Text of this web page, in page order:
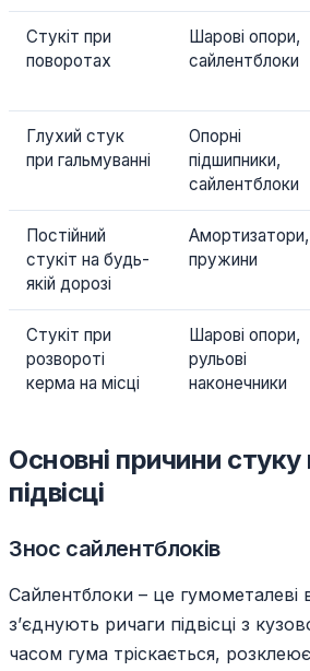
Стукіт при
поворотах
Шарові опори,
сайлентблоки
Глухий стук
при гальмуванні
Опорні
підшипники,
сайлентблоки
Постійний
стукіт на будь-
якій дорозі
Амортизатори,
пружини
Стукіт при
розвороті
керма на місці
Шарові опори,
рульові
наконечники
Основні причини стуку
підвісці
Знос сайлентблоків
Сайлентблоки – це гумометалеві
з’єднують ричаги підвісці з
часом гума тріскається,